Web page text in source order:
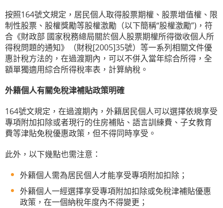
按照164號文規定，居民個人取得股票期權、股票增值權、限
制性股票、股權獎勵等股權激勵（以下簡稱“股權激勵”)，符
合《財政部 國家稅務總局關於個人股票期權所得徵收個人所
得稅問題的通知》（財稅[2005]35號）等一系列相關文件優
惠計稅方法的，在過渡期內，可以不併入當年綜合所得，全
額單獨適用綜合所得稅率表，計算納稅。
外籍個人有關免稅津補貼政策明確
164號文規定，在過渡期內，外籍居民個人可以選擇依規享受
專項附加扣除或者現行的住房補貼、語言訓練費、子女教育
費等津貼免稅優惠政策，但不得同時享受。
此外，以下幾點也需注意：
外籍個人需為居民個人才能享受專項附加扣除；
外籍個人一經選擇享受專項附加扣除或免稅津補貼優惠
政策，在一個納稅年度內不得變更；